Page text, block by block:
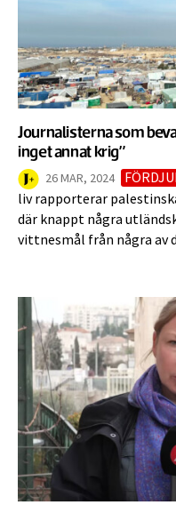
Journalisterna som
inget annat krig”
26 MAR, 2024
liv rapporterar
där knappt några
vittnesmål från några av